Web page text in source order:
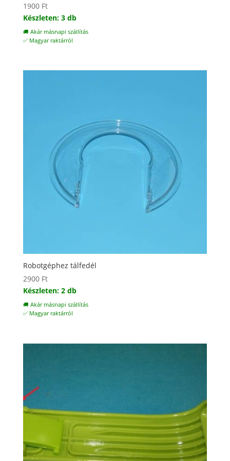
1900 Ft
Készleten: 3 db
🚚 Akár másnapi szállítás
✅ Magyar raktárról
Robotgéphez tálfedél
2900 Ft
Készleten: 2 db
🚚 Akár másnapi szállítás
✅ Magyar raktárról